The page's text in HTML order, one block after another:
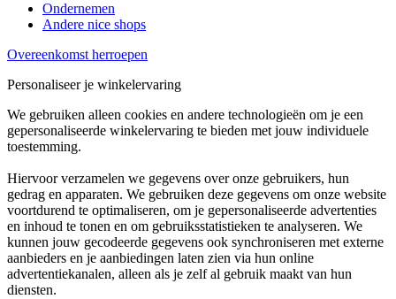
Ondernemen
Andere nice shops
Overeenkomst herroepen
Personaliseer je winkelervaring
We gebruiken alleen cookies en andere technologieën om je een
gepersonaliseerde winkelervaring te bieden met jouw individuele
toestemming.
Hiervoor verzamelen we gegevens over onze gebruikers, hun
gedrag en apparaten. We gebruiken deze gegevens om onze website
voortdurend te optimaliseren, om je gepersonaliseerde advertenties
en inhoud te tonen en om gebruiksstatistieken te analyseren. We
kunnen jouw gecodeerde gegevens ook synchroniseren met externe
aanbieders en je aanbiedingen laten zien via hun online
advertentiekanalen, alleen als je zelf al gebruik maakt van hun
diensten.